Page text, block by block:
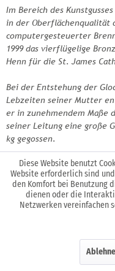
Im Bereich des
in der Oberflächenqualität
computergesteuerter
1999 das vierflügelige
Henn für die St. James
Bei der Entstehung der
Lebzeiten seiner Mutter
er in zunehmendem Maße
seiner Leitung eine große
kg gegossen.
Über die traditionelle
Septime- und
z. B. 1999 ein
einer Glocke aus dem 13.
Diese Website benutzt
Website erforderlich sind
den Komfort bei Benutzung
dienen oder die
Netzwerken vereinfachen